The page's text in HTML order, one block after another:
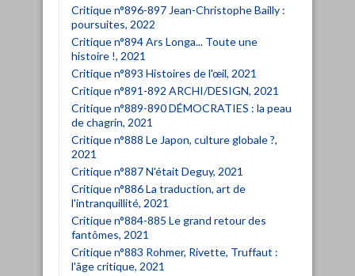
Critique n°896-897 Jean-Christophe Bailly :
poursuites, 2022
Critique n°894 Ars Longa... Toute une
histoire !, 2021
Critique n°893 Histoires de l'œil, 2021
Critique n°891-892 ARCHI/DESIGN, 2021
Critique n°889-890 DÉMOCRATIES : la peau
de chagrin, 2021
Critique n°888 Le Japon, culture globale ?,
2021
Critique n°887 N'était Deguy, 2021
Critique n°886 La traduction, art de
l'intranquillité, 2021
Critique n°884-885 Le grand retour des
fantômes, 2021
Critique n°883 Rohmer, Rivette, Truffaut :
l'âge critique, 2021